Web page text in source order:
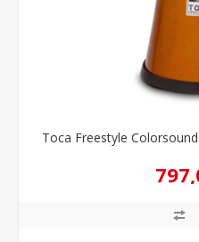
Toca Freestyle